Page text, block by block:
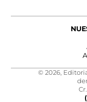
© 2026,